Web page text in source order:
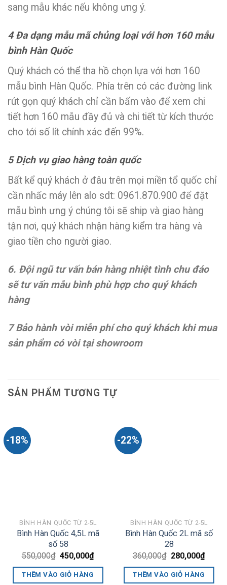
sang mẫu khác nếu không ưng ý.
4 Đa dạng mẫu mã chủng loại với hơn 160 mẫu
bình Hàn Quốc
Quý khách có thể tha hồ chọn lựa với hơn 160
mẫu bình Hàn Quốc. Phía trên có các đường link
rút gọn quý khách chỉ cần bấm vào để xem chi
tiết hơn 160 mẫu đầy đủ và chi tiết từ kích thước
cho tới số lít chính xác đến 99%.
5 Dịch vụ giao hàng toàn quốc
Bất kể quý khách ở đâu trên mọi miền tổ quốc chỉ
cần nhấc máy lên alo sdt: 0961.870.900 để đặt
mẫu bình ưng ý chúng tôi sẽ ship và giao hàng
tận nơi, quý khách nhận hàng kiểm tra hàng và
giao tiền cho người giao.
6. Đội ngũ tư vấn bán hàng nhiệt tình chu đáo
sẽ tư vấn mẫu bình phù hợp cho quý khách
hàng
7 Bảo hành vòi miễn phí cho quý khách khi mua
sản phẩm có vòi tại showroom
SẢN PHẨM TƯƠNG TỰ
-18%
BÌNH HÀN QUỐC TỪ 2-5L
Bình Hàn Quốc 4,5L mã
số 58
550,000₫ Giá
là:
550,000₫.
450,000₫Giá
THÊM VÀO GIỎ HÀNG
-22%
BÌNH HÀN QUỐC TỪ 2-5L
Bình Hàn Quốc 2L mã số
28
360,000₫ Giá
là:
360,000₫.
280,000₫Giá
THÊM VÀO GIỎ HÀNG